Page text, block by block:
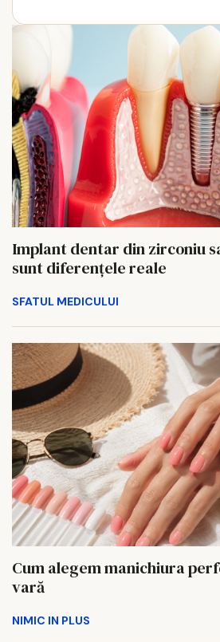
Implant dentar din zirconiu
sunt diferențele reale
SFATUL MEDICULUI
Cum alegem manichiura
vară
NIMIC IN PLUS